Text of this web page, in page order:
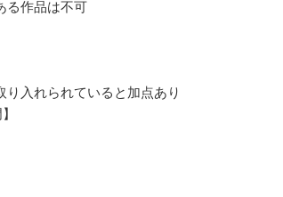
る作品は不可
入れられていると加点あり